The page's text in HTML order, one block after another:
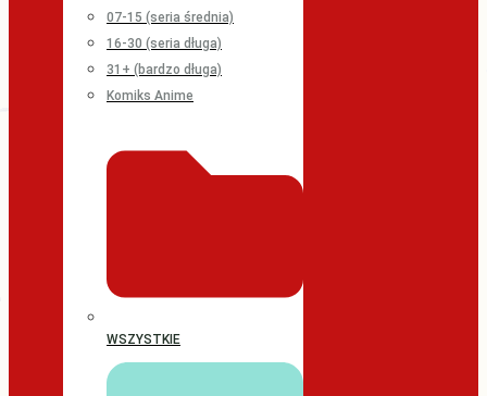
07-15 (seria średnia)
16-30 (seria długa)
31+ (bardzo długa)
Komiks Anime
WSZYSTKIE